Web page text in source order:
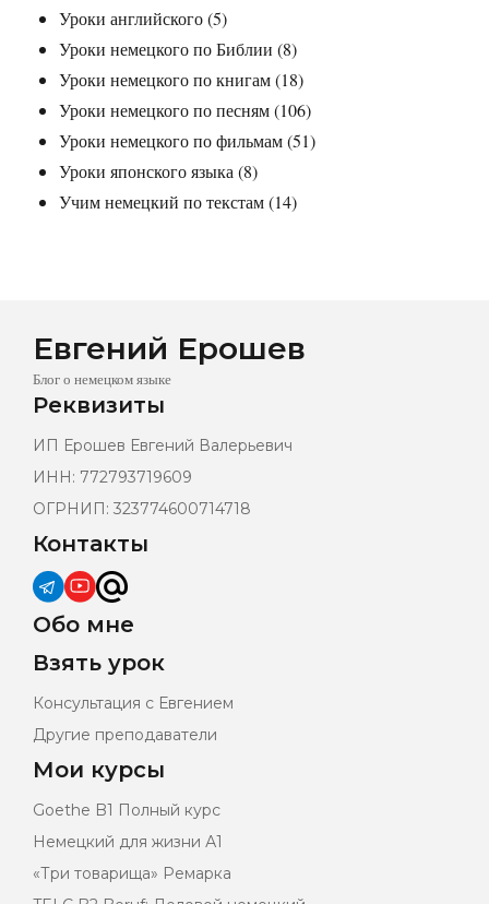
Уроки английского(5)
Уроки немецкого по Библии (8)
Уроки немецкого по книгам(18)
Уроки немецкого по песням(106)
Уроки немецкого по фильмам(51)
Уроки японского языка (8)
Учим немецкий по текстам(14)
Евгений Ерошев
Блог о немецком языке
Реквизиты
ИП Ерошев Евгений Валерьевич
ИНН: 772793719609
ОГРНИП: 323774600714718
Контакты
Обо мне
Взять урок
Консультация с Евгением
Другие преподаватели
Мои курсы
Goethe B1 Полный курс
Немецкий для жизни А1
«Три товарища» Ремарка